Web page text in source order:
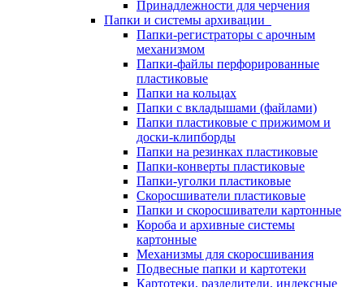
Принадлежности для черчения
Папки и системы архивации
Папки-регистраторы с арочным
механизмом
Папки-файлы перфорированные
пластиковые
Папки на кольцах
Папки с вкладышами (файлами)
Папки пластиковые с прижимом и
доски-клипборды
Папки на резинках пластиковые
Папки-конверты пластиковые
Папки-уголки пластиковые
Скоросшиватели пластиковые
Папки и скоросшиватели картонные
Короба и архивные системы
картонные
Механизмы для скоросшивания
Подвесные папки и картотеки
Картотеки, разделители, индексные